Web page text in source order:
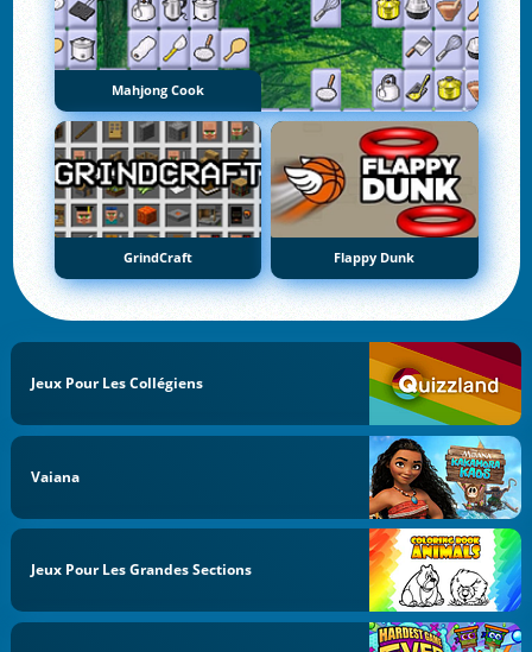
Mahjong Cook
GrindCraft Flappy Dunk
Jeux Pour Les Collégiens
Vaiana
Jeux Pour Les Grandes Sections